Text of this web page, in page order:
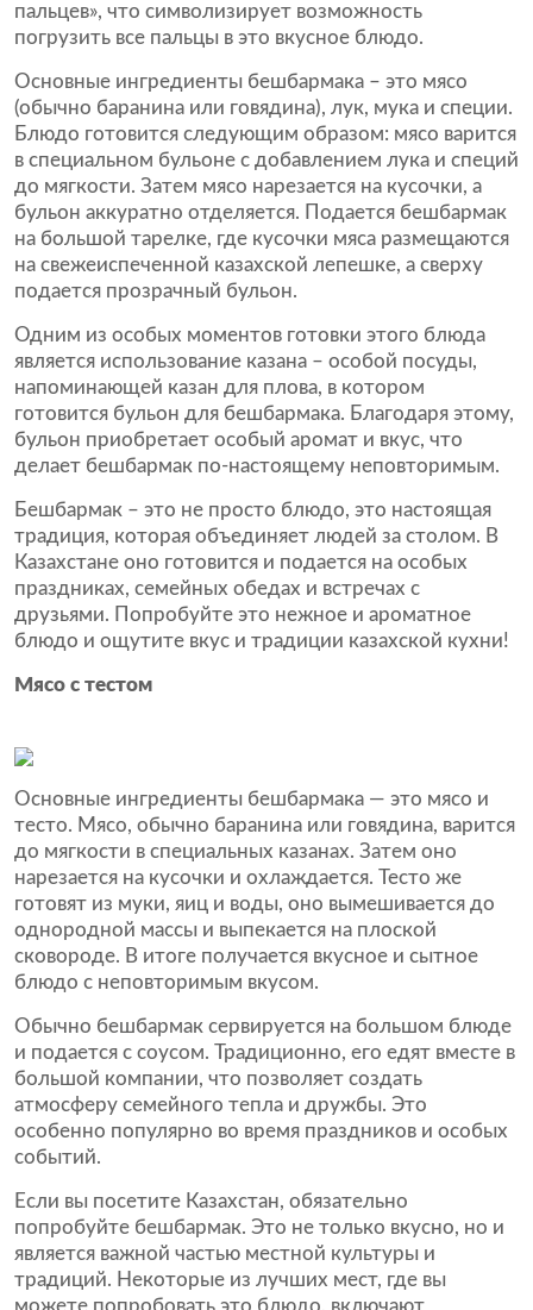
пальцев», что символизирует возможность
погрузить все пальцы в это вкусное блюдо.
Основные ингредиенты бешбармака – это мясо
(обычно баранина или говядина), лук, мука и специи.
Блюдо готовится следующим образом: мясо варится
в специальном бульоне с добавлением лука и специй
до мягкости. Затем мясо нарезается на кусочки, а
бульон аккуратно отделяется. Подается бешбармак
на большой тарелке, где кусочки мяса размещаются
на свежеиспеченной казахской лепешке, а сверху
подается прозрачный бульон.
Одним из особых моментов готовки этого блюда
является использование казана – особой посуды,
напоминающей казан для плова, в котором
готовится бульон для бешбармака. Благодаря этому,
бульон приобретает особый аромат и вкус, что
делает бешбармак по-настоящему неповторимым.
Бешбармак – это не просто блюдо, это настоящая
традиция, которая объединяет людей за столом. В
Казахстане оно готовится и подается на особых
праздниках, семейных обедах и встречах с
друзьями. Попробуйте это нежное и ароматное
блюдо и ощутите вкус и традиции казахской кухни!
Мясо с тестом
Основные ингредиенты бешбармака — это мясо и
тесто. Мясо, обычно баранина или говядина, варится
до мягкости в специальных казанах. Затем оно
нарезается на кусочки и охлаждается. Тесто же
готовят из муки, яиц и воды, оно вымешивается до
однородной массы и выпекается на плоской
сковороде. В итоге получается вкусное и сытное
блюдо с неповторимым вкусом.
Обычно бешбармак сервируется на большом блюде
и подается с соусом. Традиционно, его едят вместе в
большой компании, что позволяет создать
атмосферу семейного тепла и дружбы. Это
особенно популярно во время праздников и особых
событий.
Если вы посетите Казахстан, обязательно
попробуйте бешбармак. Это не только вкусно, но и
является важной частью местной культуры и
традиций. Некоторые из лучших мест, где вы
можете попробовать это блюдо, включают